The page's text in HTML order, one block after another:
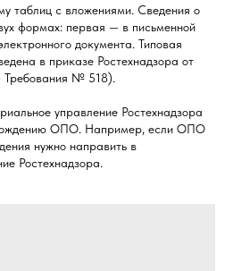
таблиц с вложениями. Сведения о
формах: первая — в письменной
документа. Типовая
в приказе Ростехнадзора от
№ 518).
управление Ростехнадзора
ОПО. Например, если ОПО
нужно направить в
Ростехнадзора.